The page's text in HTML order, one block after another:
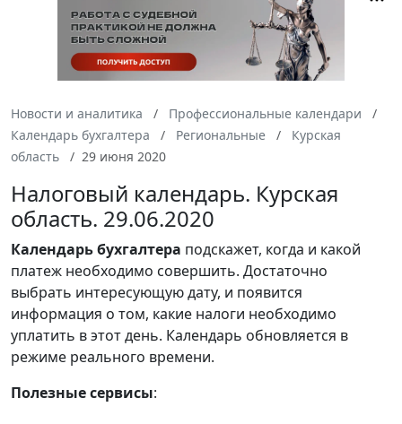
Новости и аналитика
Профессиональные календари
Календарь бухгалтера
Региональные
Курская
область
29 июня 2020
Налоговый календарь. Курская
область. 29.06.2020
Календарьбухгалтера подскажет, когда и какой
платеж необходимо совершить. Достаточно
выбрать интересующую дату, и появится
информация о том, какие налоги необходимо
уплатить в этот день. Календарь обновляется в
режиме реального времени.
Полезные сервисы: